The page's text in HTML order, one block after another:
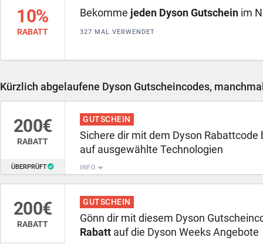
10%
RABATT
Bekomme jeden Dyson Gutschein im
327 MAL VERWENDET
Kürzlich abgelaufene Dyson Gutscheincodes,
200€
RABATT
ÜBERPRÜFT
Sichere dir mit dem Dyson Rabattcode
auf ausgewählte Technologien
GUTSCHEIN
INFO
200€
RABATT
Gönn dir mit diesem Dyson
Rabatt auf die Dyson Weeks Angebote
GUTSCHEIN